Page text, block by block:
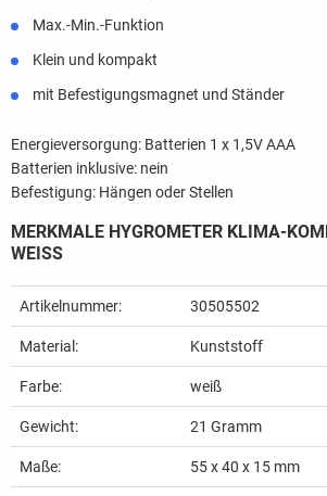
Max.-Min.-Funktion
Klein und kompakt
mit Befestigungsmagnet und Ständer
Energieversorgung: Batterien 1 x 1,5V AAA
Batterien inklusive: nein
Befestigung: Hängen oder Stellen
MERKMALE HYGROMETER KLIMA-
WEISS
Artikelnummer: 30505502
Material: Kunststoff
Farbe: weiß
Gewicht: 21 Gramm
Maße: 55 x 40 x 15 mm